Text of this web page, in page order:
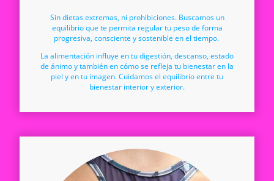
Sin dietas extremas, ni prohibiciones. Buscamos un
equilibrio que te permita regular tu peso de forma
progresiva, consciente y sostenible en el tiempo.
La alimentación influye en tu digestión, descanso, estado
de ánimo y también en cómo se refleja tu bienestar en la
piel y en tu imagen. Cuidamos el equilibrio entre tu
bienestar interior y exterior.